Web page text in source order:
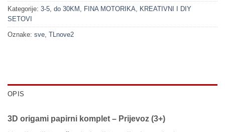
Kategorije: 3-5 do 30KM FINA MOTORIKA
KREATIVNI I DIY
SETOVI
Oznake: sve TLnove2
OPIS
3D origami papirni komplet – Prijevoz (3+)